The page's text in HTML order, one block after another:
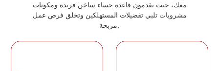
معك، حيث يقدمون قاعدة حساء ساخن فريدة ومكونات
مشروبات تلبي تفضيلات المستهلكين وتخلق فرص عمل
مربحة.